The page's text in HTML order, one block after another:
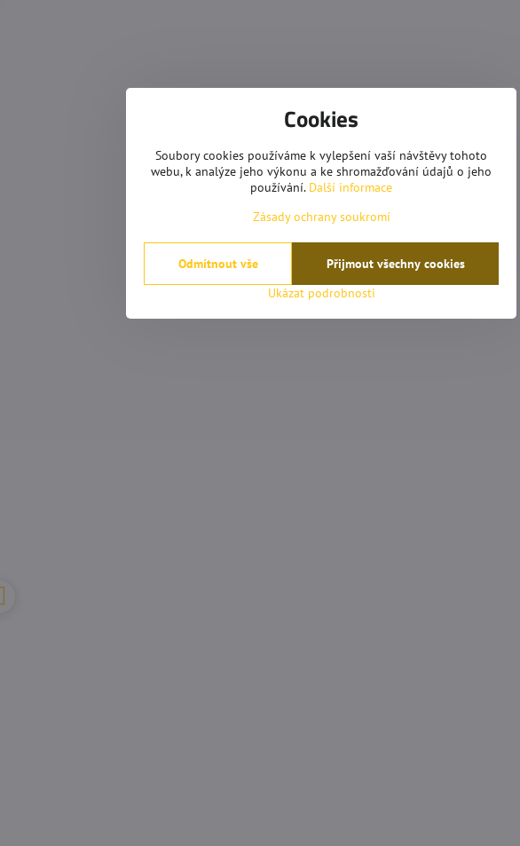
200Kč / 1kg
Cookies
Soubory cookies používáme k vylepšení vaší návštěvy tohoto
webu, k analýze jeho výkonu a ke shromažďování údajů o jeho
používání. Další informace
Zásady ochrany soukromí
Ukázat podrobnosti
Přijmout všechny cookies
Odmítnout vše